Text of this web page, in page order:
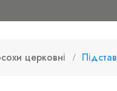
церковні